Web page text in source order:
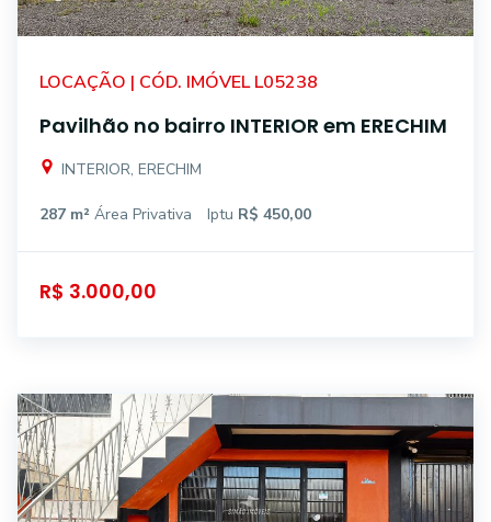
LOCAÇÃO | CÓD. IMÓVEL L05238
Pavilhão no bairro INTERIOR em ERECHIM
INTERIOR, ERECHIM
287 m² Área Privativa Iptu R$ 450,00
R$ 3.000,00